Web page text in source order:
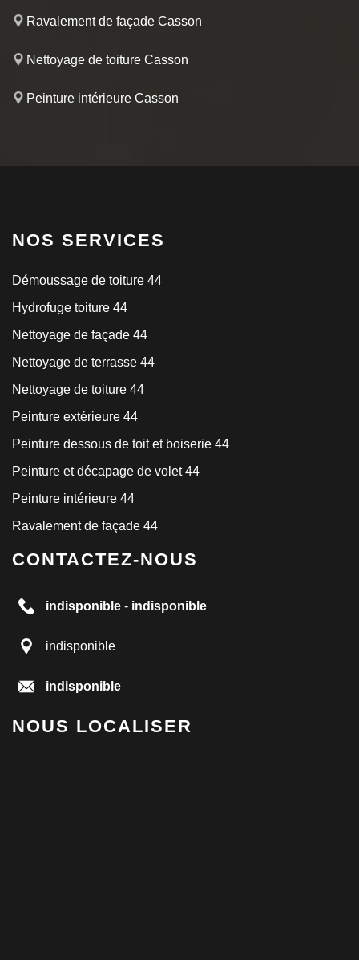
Ravalement de façade Casson
Nettoyage de toiture Casson
Peinture intérieure Casson
NOS SERVICES
Démoussage de toiture 44
Hydrofuge toiture 44
Nettoyage de façade 44
Nettoyage de terrasse 44
Nettoyage de toiture 44
Peinture extérieure 44
Peinture dessous de toit et boiserie 44
Peinture et décapage de volet 44
Peinture intérieure 44
Ravalement de façade 44
CONTACTEZ-NOUS
indisponible - indisponible
indisponible
indisponible
NOUS LOCALISER